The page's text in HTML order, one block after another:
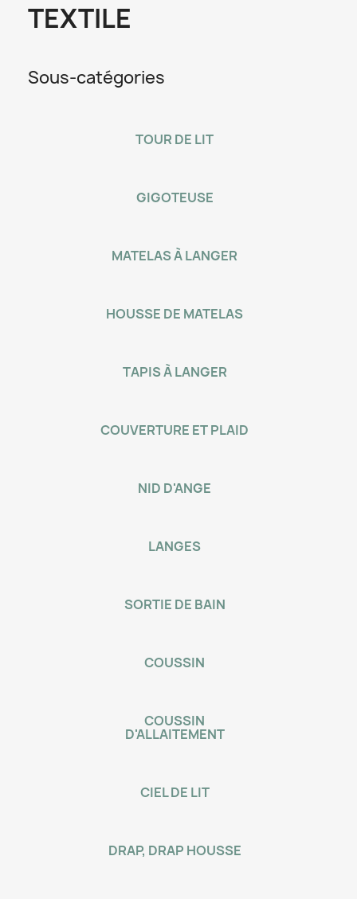
TEXTILE
Sous-catégories
TOUR DE LIT
GIGOTEUSE
MATELAS À LANGER
HOUSSE DE MATELAS
TAPIS À LANGER
COUVERTURE ET PLAID
NID D'ANGE
LANGES
SORTIE DE BAIN
COUSSIN
COUSSIN
D'ALLAITEMENT
CIEL DE LIT
DRAP, DRAP HOUSSE